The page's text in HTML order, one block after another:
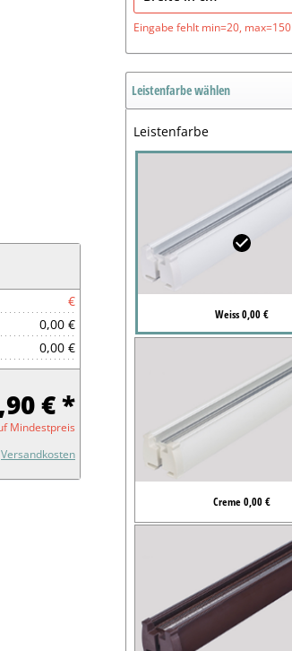
€
0,00 €
0,00 €
€ *
Mindestpreis
Versandkosten
Eingabe fehlt min=20, max=150
Leistenfarbe wählen
Leistenfarbe
Weiss 0,00 €
Creme 0,00 €